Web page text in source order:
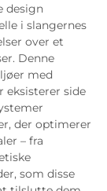
design
i slangernes
over et
Denne
med
eksisterer side
der optimerer
– fra
som disse